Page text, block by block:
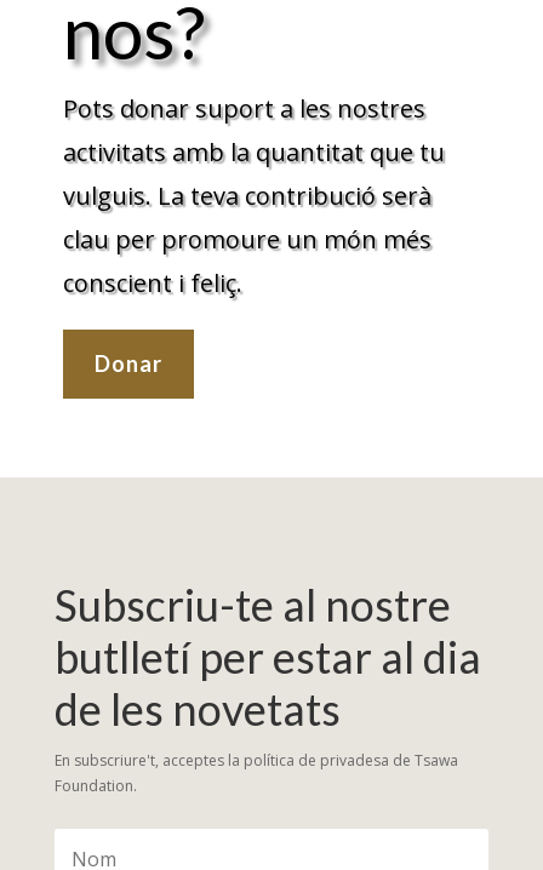
nos?
Pots donar suport a les nostres
activitats amb la quantitat que tu
vulguis. La teva contribució serà
clau per promoure un món més
conscient i feliç.
Donar
Subscriu-te al nostre
butlletí per estar al dia
de les novetats
En subscriure't, acceptes la política de privadesa de Tsawa
Foundation.